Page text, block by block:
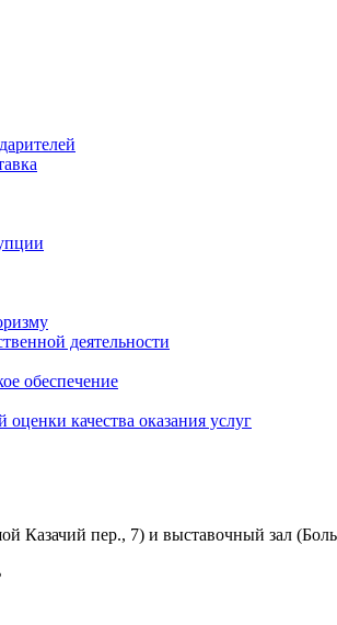
деятельности
обеспечение
оценки качества оказания услуг
Казачий пер., 7) и выставочный зал